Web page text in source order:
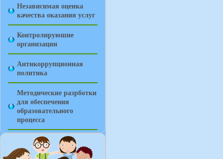
Независимая оценка
качества оказания услуг
Контролируюшие
организации
Антикоррупционная
политика
Методические разрботки
для обеспечения
образовательного
процесса